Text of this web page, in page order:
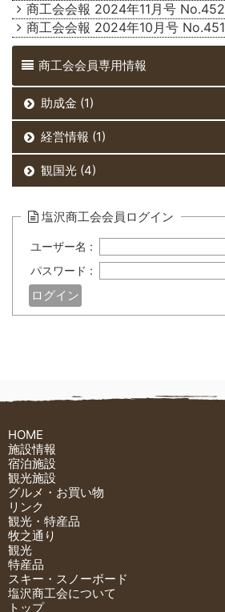
商工会会報 2024年11月号 No.452
商工会会報 2024年10月号 No.451
商工会会員専用情報
助成金 (1)
経営情報 (1)
観国光 (4)
塩沢商工会会員ログイン
ユーザー名 :
パスワード :
HOME
施設情報
宿泊施設
観光施設
グルメ・お買い物
リンク
観光・特産品
牧之通り
観光
特産品
スキー・スノーボード
塩沢商工会について
トップ